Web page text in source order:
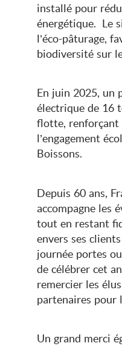
installé pour
énergétique. Le
l’éco-pâturage,
biodiversité sur
En juin 2025, un
électrique de 16
flotte, renforçant
l’engagement
Boissons.
Depuis 60 ans,
accompagne les
tout en restant
envers ses
journée portes
de célébrer cet
remercier les
partenaires pour
Un grand merci